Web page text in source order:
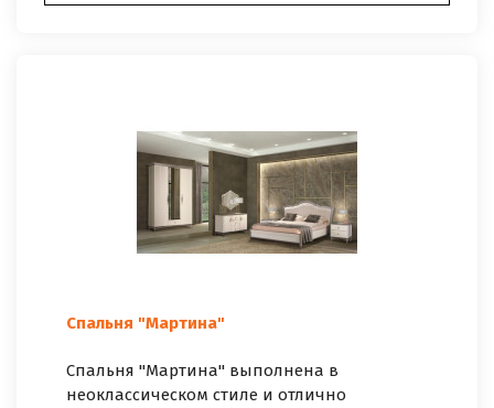
Спальня "Мартина"
Спальня "Мартина" выполнена в
неоклассическом стиле и отлично